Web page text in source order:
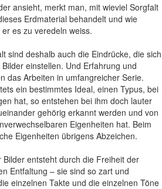
ansieht, merkt man, mit wieviel Sorgfalt
Erdmaterial behandelt und wie
es zu veredeln weiss.
sind deshalb auch die Eindrücke, die sich
einstellen. Und Erfahrung und
das Arbeiten in umfangreicher Serie.
ein bestimmtes Ideal, einen Typus, bei
hat, so entstehen bei ihm doch lauter
gehörig erkannt werden und von
Eigenheiten hat. Beim
Eigenheiten übrigens Abzeichen.
Bilder entsteht durch die Freiheit der
Entfaltung – sie sind so zart und
einzelnen Takte und die einzelnen Töne